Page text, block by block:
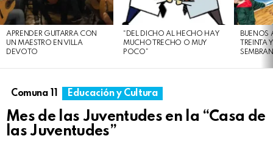
APRENDER GUITARRA CON
UN MAESTRO EN VILLA
DEVOTO
“DEL DICHO AL HECHO HAY
MUCHO TRECHO O MUY
POCO”
BUENOS
Comuna 11 Educación y Cultura
Mes de las Juventudes en la “Casa de
las Juventudes”